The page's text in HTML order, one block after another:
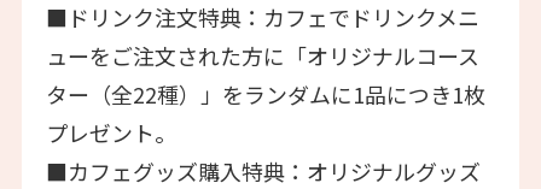
■ドリンク注文特典：カフェでドリンクメニ
ューをご注文された方に「オリジナルコース
ター（全22種）」をランダムに1品につき1枚
プレゼント。
■カフェグッズ購入特典：オリジナルグッズ